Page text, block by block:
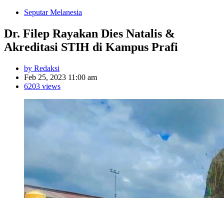
Seputar Melanesia
Dr. Filep Rayakan Dies Natalis &
Akreditasi STIH di Kampus Prafi
by Redaksi
Feb 25, 2023 11:00 am
6203 views